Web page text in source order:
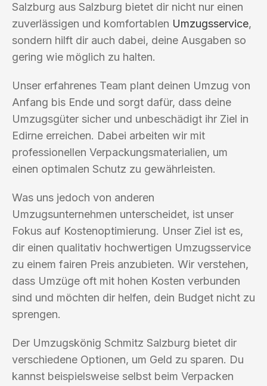
Salzburg aus Salzburg bietet dir nicht nur einen
zuverlässigen und komfortablen Umzugsservice,
sondern hilft dir auch dabei, deine Ausgaben so
gering wie möglich zu halten.
Unser erfahrenes Team plant deinen Umzug von
Anfang bis Ende und sorgt dafür, dass deine
Umzugsgüter sicher und unbeschädigt ihr Ziel in
Edirne erreichen. Dabei arbeiten wir mit
professionellen Verpackungsmaterialien, um
einen optimalen Schutz zu gewährleisten.
Was uns jedoch von anderen
Umzugsunternehmen unterscheidet, ist unser
Fokus auf Kostenoptimierung. Unser Ziel ist es,
dir einen qualitativ hochwertigen Umzugsservice
zu einem fairen Preis anzubieten. Wir verstehen,
dass Umzüge oft mit hohen Kosten verbunden
sind und möchten dir helfen, dein Budget nicht zu
sprengen.
Der Umzugskönig Schmitz Salzburg bietet dir
verschiedene Optionen, um Geld zu sparen. Du
kannst beispielsweise selbst beim Verpacken